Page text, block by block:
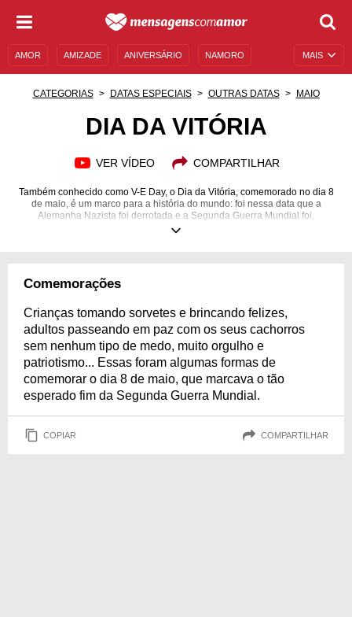
MAIS
AMOR AMIZADE ANIVERSÁRIO NAMORO
DESCULPAS
CATEGORIAS DATAS ESPECIAIS OUTRAS DATAS MAIO
DIA DA VITÓRIA
VER VÍDEO COMPARTILHAR
Também conhecido como V-E Day, o Dia da Vitória, comemorado no dia 8
de maio, é um marco para a história do mundo: foi nessa data que a
Alemanha Nazista foi derrotada e a Segunda Guerra Mundial foi,
finalmente, encerrada. Saiba mais sobre este período inesquecível!
Comemorações
Crianças tomando sorvetes e brincando felizes,
adultos passeando em paz com os seus cachorros
sem nenhum tipo de medo, muito orgulho e
patriotismo... Essas foram algumas formas de
comemorar o dia 8 de maio, que marcava o tão
esperado fim da Segunda Guerra Mundial.
COPIAR COMPARTILHAR